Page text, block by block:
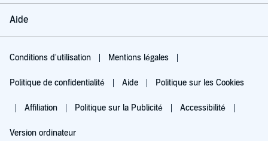
Aide
Conditions d'utilisation Mentions légales
Politique de confidentialité Aide Politique sur les Cookies
Affiliation Politique sur la Publicité Accessibilité
Version ordinateur